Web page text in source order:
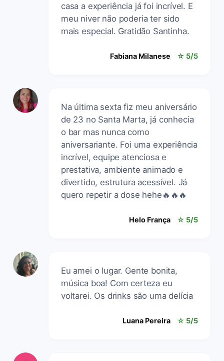
casa a experiência já foi incrível. E
meu niver não poderia ter sido
mais especial. Gratidão Santinha.
Fabiana Milanese ☆ 5/5
Na última sexta fiz meu aniversário
de 23 no Santa Marta, já conhecia
o bar mas nunca como
aniversariante. Foi uma experiência
incrível, equipe atenciosa e
prestativa, ambiente animado e
divertido, estrutura acessível. Já
quero repetir a dose hehe🔥🔥🔥
Helo França ☆ 5/5
Eu amei o lugar. Gente bonita,
música boa! Com certeza eu
voltarei. Os drinks são uma delícia
Luana Pereira ☆ 5/5